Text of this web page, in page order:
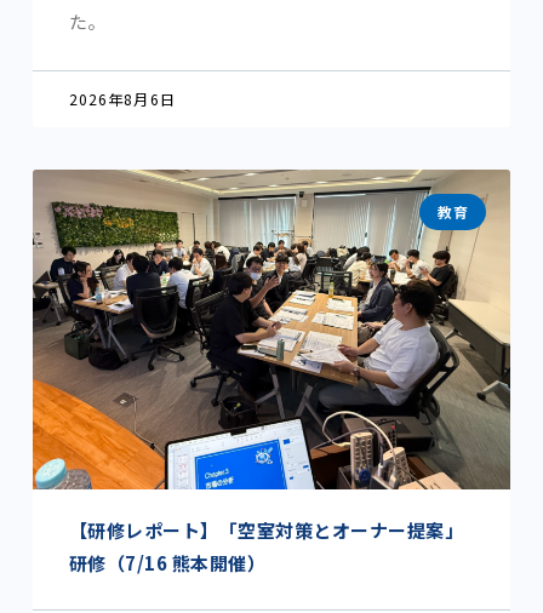
た。
2026年8月6日
教育
【研修レポート】「空室対策とオーナー提案」
研修（7/16 熊本開催）